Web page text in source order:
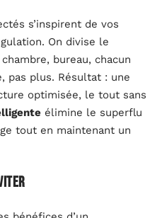
s’inspirent de vos
On divise le
bureau, chacun
pas plus. Résultat : une
optimisée, le tout sans
élimine le superflu
tout en maintenant un